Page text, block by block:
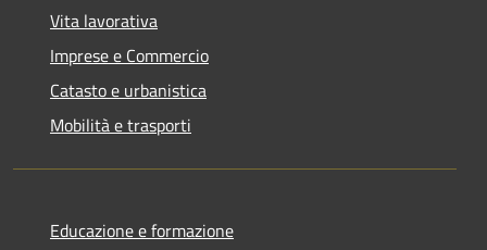
Vita lavorativa
Imprese e Commercio
Catasto e urbanistica
Mobilità e trasporti
Educazione e formazione